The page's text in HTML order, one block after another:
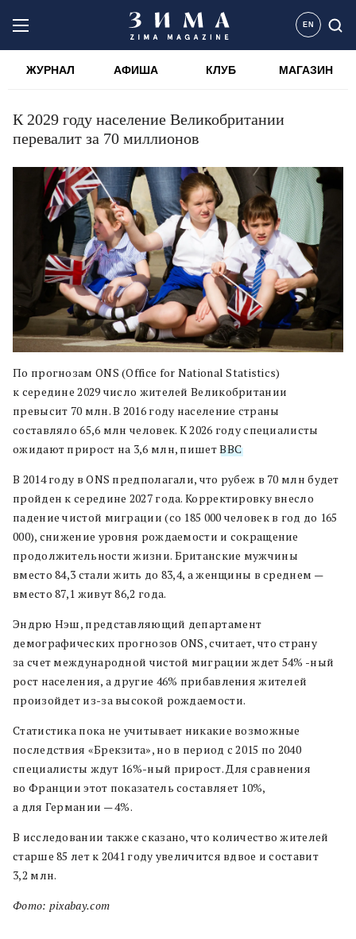
EN
ЖУРНАЛ АФИША КЛУБ МАГАЗИН
К 2029 году население Великобритании
перевалит за 70 миллионов
По прогнозам ONS (Office for National Statistics)
к середине 2029 число жителей Великобритании
превысит 70 млн. В 2016 году население страны
составляло 65,6 млн человек. К 2026 году специалисты
ожидают прирост на 3,6 млн, пишетBBC.
В 2014 году в ONS предполагали, что рубеж в 70 млн будет
пройден к середине 2027 года. Корректировку внесло
падение чистой миграции (со 185 000 человек в год до 165
000), снижение уровня рождаемости и сокращение
продолжительности жизни. Британские мужчины
вместо 84,3 стали жить до 83,4, а женщины в среднем —
вместо 87,1 живут 86,2 года.
Эндрю Нэш, представляющий департамент
демографических прогнозов ONS, считает, что страну
за счет международной чистой миграции ждет 54% -ный
рост населения, а другие 46% прибавления жителей
произойдет из-за высокой рождаемости.
Статистика пока не учитывает никакие возможные
последствия «Брекзита», но в период с 2015 по 2040
специалисты ждут 16%-ный прирост. Для сравнения
во Франции этот показатель составляет 10%,
а для Германии — 4%.
В исследовании также сказано, что количество жителей
старше 85 лет к 2041 году увеличится вдвое и составит
3,2 млн.
Фото: pixabay.com